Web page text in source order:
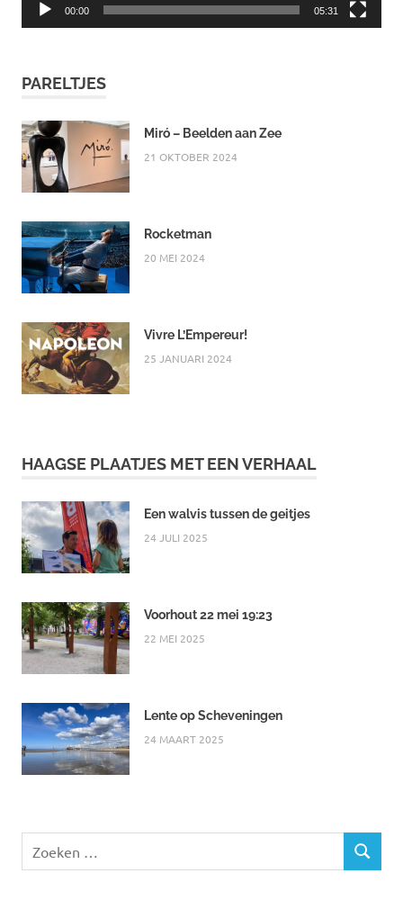
00:00 05:31
PARELTJES
Miró – Beelden aan Zee
21 OKTOBER 2024
Rocketman
20 MEI 2024
Vivre L’Empereur!
25 JANUARI 2024
HAAGSE PLAATJES MET EEN VERHAAL
Een walvis tussen de geitjes
24 JULI 2025
Voorhout 22 mei 19:23
22 MEI 2025
Lente op Scheveningen
24 MAART 2025
naar:
ZOEKEN